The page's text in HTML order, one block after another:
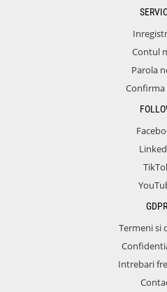
Contul
Parola
Confirma
GDPR
Termeni si
Intrebari